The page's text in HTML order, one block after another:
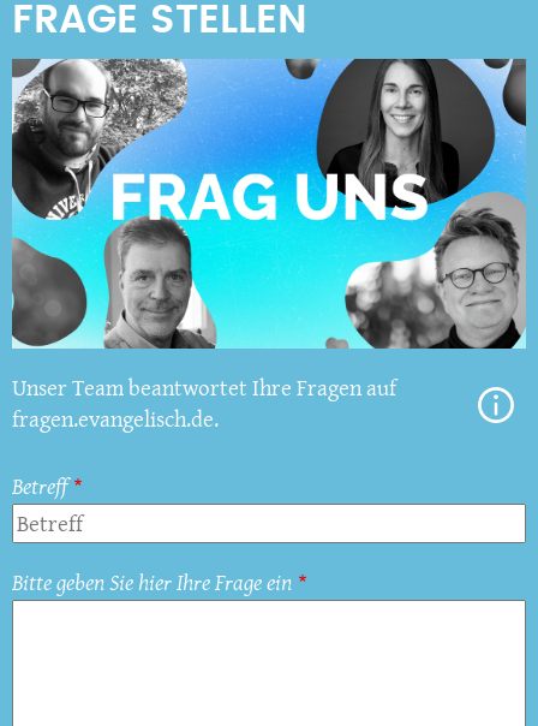
Unser Team beantwortet Ihre Fragen auf
fragen.evangelisch.de.
Betreff
Bitte geben Sie hier Ihre Frage ein